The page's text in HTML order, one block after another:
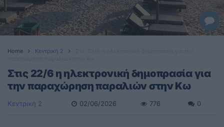
Home Κεντρική 2
Στις 22/6 η ηλεκτρονική δημοπρασία για
την παραχώρηση παραλιών στην Κω
Κεντρική 2 02/06/2026 776 0